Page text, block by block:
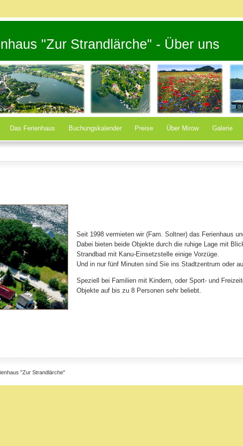
"Zur Strandlärche" - Über uns
Das Ferienhaus Buchungskalender Preise Über Mirow Galerie
Seit 1998 vermieten wir (Fam. Soltner) das Ferienhaus
Dabei bieten beide Objekte durch die ruhige Lage mit
Strandbad mit Kanu-Einsetzstelle einige Vorzüge.
Und in nur fünf Minuten sind Sie ins Stadtzentrum oder
Speziell bei Familien mit Kindern, oder Sport- und
Objekte auf bis zu 8 Personen sehr beliebt.
"Zur Strandlärche"